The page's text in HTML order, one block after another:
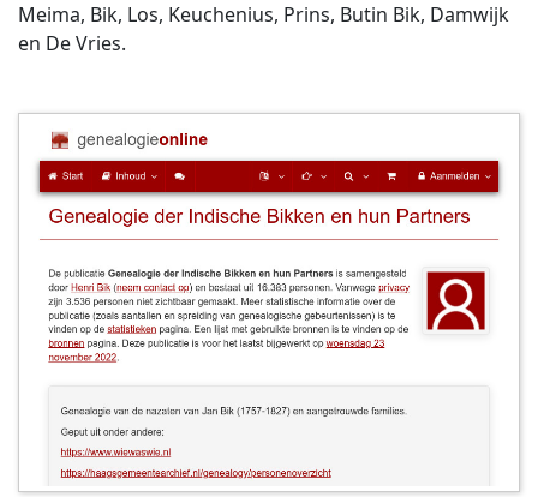
Meima, Bik, Los, Keuchenius, Prins, Butin Bik, Damwijk
en De Vries.